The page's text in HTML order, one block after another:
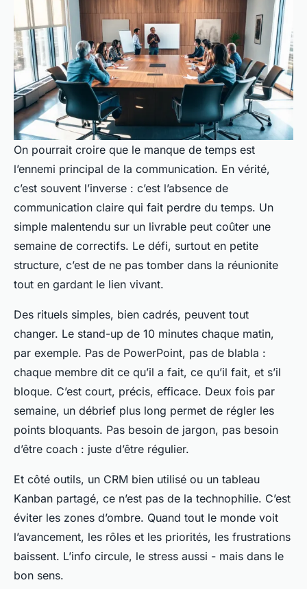
On pourrait croire que le manque de temps est
l’ennemi principal de la communication. En vérité,
c’est souvent l’inverse : c’est l’absence de
communication claire qui fait perdre du temps. Un
simple malentendu sur un livrable peut coûter une
semaine de correctifs. Le défi, surtout en petite
structure, c’est de ne pas tomber dans la réunionite
tout en gardant le lien vivant.
Des rituels simples, bien cadrés, peuvent tout
changer. Le stand-up de 10 minutes chaque matin,
par exemple. Pas de PowerPoint, pas de blabla :
chaque membre dit ce qu’il a fait, ce qu’il fait, et s’il
bloque. C’est court, précis, efficace. Deux fois par
semaine, un débrief plus long permet de régler les
points bloquants. Pas besoin de jargon, pas besoin
d’être coach : juste d’être régulier.
Et côté outils, un CRM bien utilisé ou un tableau
Kanban partagé, ce n’est pas de la technophilie. C’est
éviter les zones d’ombre. Quand tout le monde voit
l’avancement, les rôles et les priorités, les frustrations
baissent. L’info circule, le stress aussi - mais dans le
bon sens.